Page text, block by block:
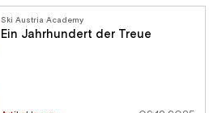
Ski Austria Academy
Ein Jahrhundert der Treue